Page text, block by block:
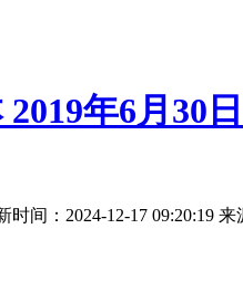
年6月30日
时间：2024-12-17 09:20:19 来